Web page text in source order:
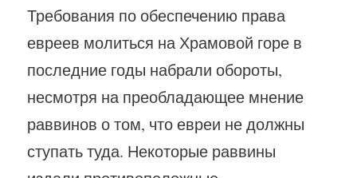
Требования по обеспечению права
евреев молиться на Храмовой горе в
последние годы набрали обороты,
несмотря на преобладающее мнение
раввинов о том, что евреи не должны
ступать туда. Некоторые раввины